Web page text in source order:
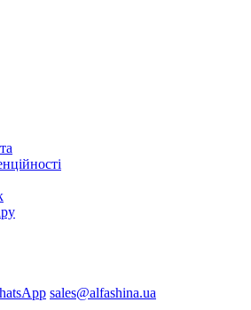
sales@alfashina.ua